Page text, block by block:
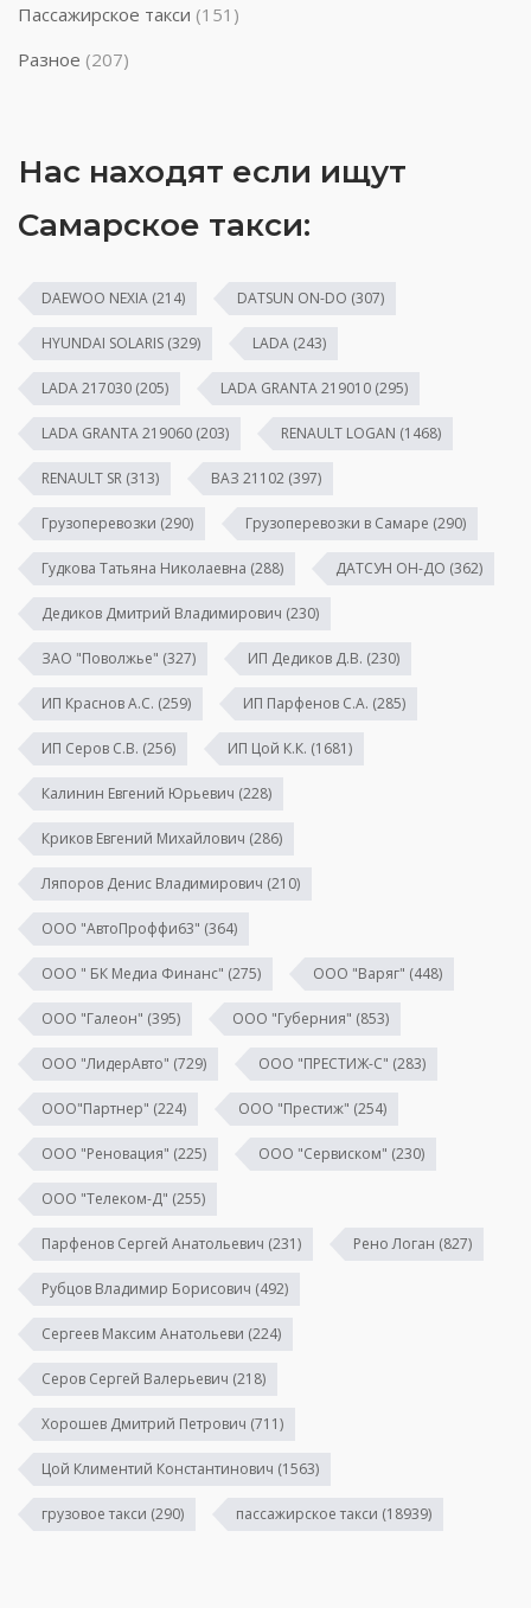
Пассажирское такси (151)
Разное (207)
Нас находят если ищут
Самарское такси:
DAEWOO NEXIA (214) DATSUN ON-DO (307)
HYUNDAI SOLARIS (329) LADA (243)
LADA 217030 (205) LADA GRANTA 219010 (295)
LADA GRANTA 219060 (203) RENAULT LOGAN (1468)
RENAULT SR (313) ВАЗ 21102 (397)
Грузоперевозки (290) Грузоперевозки в Самаре (290)
Гудкова Татьяна Николаевна (288) ДАТСУН ОН-ДО (362)
Дедиков Дмитрий Владимирович (230)
ЗАО "Поволжье" (327) ИП Дедиков Д.В. (230)
ИП Краснов А.С. (259) ИП Парфенов С.А. (285)
ИП Серов С.В. (256) ИП Цой К.К. (1681)
Калинин Евгений Юрьевич (228)
Криков Евгений Михайлович (286)
Ляпоров Денис Владимирович (210)
ООО "АвтоПроффи63" (364)
ООО " БК Медиа Финанс" (275) ООО "Варяг" (448)
ООО "Галеон" (395) ООО "Губерния" (853)
ООО "ЛидерАвто" (729) ООО "ПРЕСТИЖ-С" (283)
ООО"Партнер" (224) ООО "Престиж" (254)
ООО "Реновация" (225) ООО "Сервиском" (230)
ООО "Телеком-Д" (255)
Парфенов Сергей Анатольевич (231) Рено Логан (827)
Рубцов Владимир Борисович (492)
Сергеев Максим Анатольеви (224)
Серов Сергей Валерьевич (218)
Хорошев Дмитрий Петрович (711)
Цой Климентий Константинович (1563)
грузовое такси (290) пассажирское такси (18939)